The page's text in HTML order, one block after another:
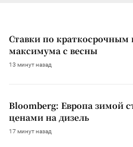
Ставки по краткосрочным
максимума с весны
13 минут назад
Bloomberg: Европа зимой
ценами на дизель
17 минут назад